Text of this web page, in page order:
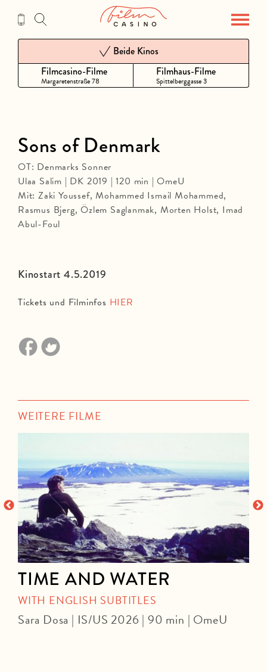
Inhalt
Filmcasino-Filme
Margaretenstraße 78
Beide Kinos
Filmhaus-Filme
Spittelberggasse 3
Kinostart 4.5.2019
Tickets und Filminfos HIER
Sons of Denmark
OT: Denmarks Sonner
Ulaa Salim | DK 2019 | 120 min | OmeU
Mit: Zaki Youssef, Mohammed Ismail Mohammed,
Rasmus Bjerg, Özlem Saglanmak, Morten Holst, Imad
Abul-Foul
WEITERE FILME
TIME AND WATER
WITH ENGLISH SUBTITLES
Sara Dosa | IS/US 2026 | 90 min | OmeU